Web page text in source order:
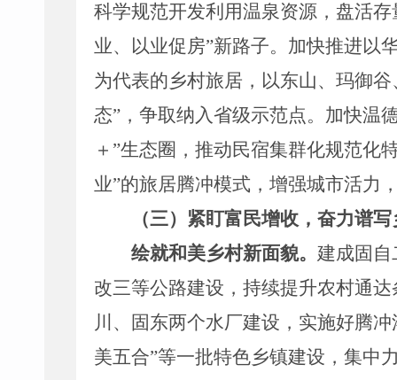
科学规范开发利用温泉资源， 盘活存
业、以业促房”新路子。加快推进以
为代表的乡村旅居，以东山、玛御
态” ，争取纳入省级示范点。加快温
＋ ”生态圈，推动民宿集群化规范化
业”的旅居腾冲模式， 增强城市活力
（三）紧盯富民增收， 奋力谱写
绘就和美乡村新面貌。 建成固自
改三等公路建设，持续提升农村通
川、固东两个水厂建设 ， 实施好腾冲
美五合”等一批特色乡镇建设 ， 集中